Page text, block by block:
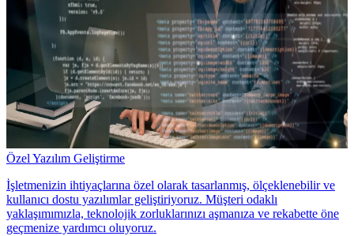
Özel Yazılım Geliştirme
İşletmenizin ihtiyaçlarına özel olarak tasarlanmış, ölçeklenebilir ve
kullanıcı dostu yazılımlar geliştiriyoruz. Müşteri odaklı
yaklaşımımızla, teknolojik zorluklarınızı aşmanıza ve rekabette öne
geçmenize yardımcı oluyoruz.